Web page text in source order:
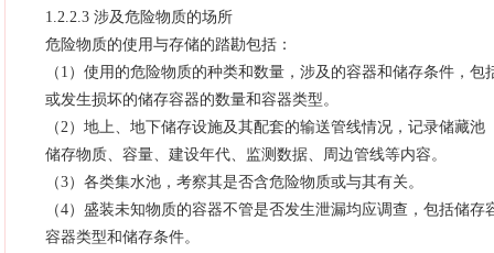
1.2.2.3 涉及危险物质的场所
危险物质的使用与存储的踏勘包括：
（1）使用的危险物质的种类和数量，涉及的容器和储存条件，包
或发生损坏的储存容器的数量和容器类型。
（2）地上、地下储存设施及其配套的输送管线情况，记录储藏池
储存物质、容量、建设年代、监测数据、周边管线等内容。
（3）各类集水池，考察其是否含危险物质或与其有关。
（4）盛装未知物质的容器不管是否发生泄漏均应调查，包括储存
容器类型和储存条件。